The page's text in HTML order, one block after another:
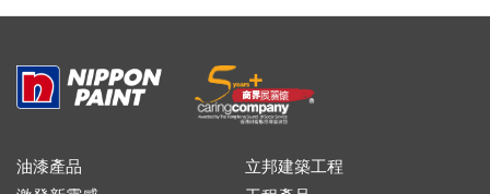
油漆產品
立邦建築工程